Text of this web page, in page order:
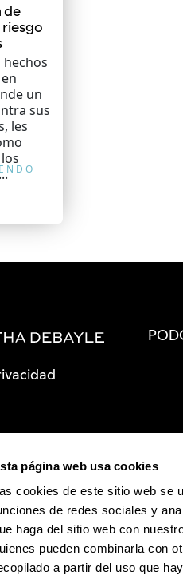
página web usa cookies
cookies de este sitio web se
de redes sociales y
haga del sitio web con
pueden combinarla con
a partir del uso que
de
hechos
un
sus
les